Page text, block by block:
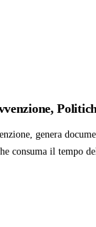
genera
consuma il tempo